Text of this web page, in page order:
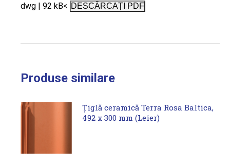
dwg | 92 kB< DESCĂRCAȚI PDF
Produse similare
Țiglă ceramică Terra Rosa Baltica,
492 x 300 mm (Leier)